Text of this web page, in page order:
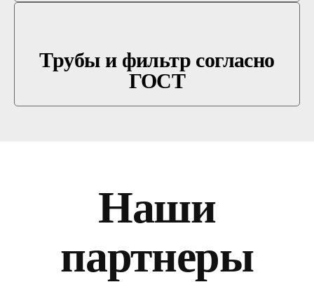
Трубы и фильтр согласно
ГОСТ
Наши
партнеры